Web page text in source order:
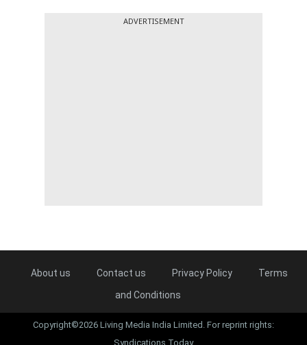
ADVERTISEMENT
About us Contact us Privacy Policy
Terms
and Conditions
Copyright©2026 Living Media India Limited. For reprint rights:
Syndications Today